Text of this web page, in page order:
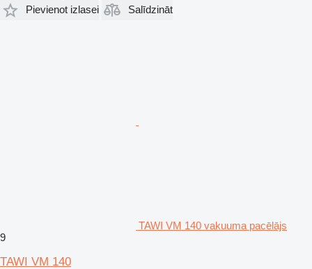
Pievienot izlasei
Salīdzināt
TAWI VM 140 vakuuma pacēlājs
9
TAWI VM 140